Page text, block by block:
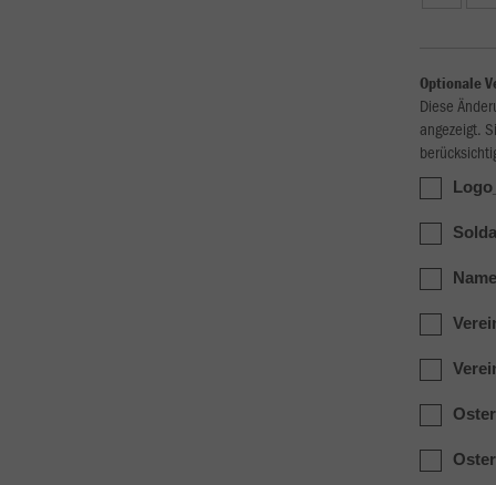
Optionale
Diese
angezeigt.